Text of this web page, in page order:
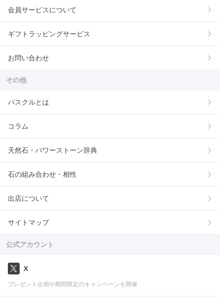
会員サービスについて
ギフトラッピングサービス
お問い合わせ
その他
パスクルとは
コラム
天然石・パワーストーン辞典
石の組み合わせ・相性
出店について
サイトマップ
公式アカウント
X
プレゼント企画や期間限定のキャンペーンを開催